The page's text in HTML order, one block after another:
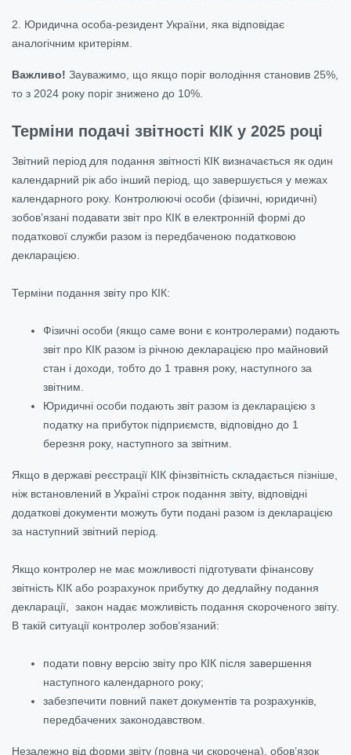
2. Юридична особа-резидент України, яка відповідає
аналогічним критеріям.
Важливо! Зауважимо, що якщо поріг володіння становив 25%,
то з 2024 року поріг знижено до 10%.
Терміни подачі звітності КІК у 2025 році
Звітний період для подання звітності КІК визначається як один
календарний рік або інший період, що завершується у межах
календарного року. Контролюючі особи (фізичні, юридичні)
зобов’язані подавати звіт про КІК в електронній формі до
податкової служби разом із передбаченою податковою
декларацією.
Терміни подання звіту про КІК:
Фізичні особи (якщо саме вони є контролерами) подають
звіт про КІК разом із річною декларацією про майновий
стан і доходи, тобто до 1 травня року, наступного за
звітним.
Юридичні особи подають звіт разом із декларацією з
податку на прибуток підприємств, відповідно до 1
березня року, наступного за звітним.
Якщо в державі реєстрації КІК фінзвітність складається пізніше,
ніж встановлений в Україні строк подання звіту, відповідні
додаткові документи можуть бути подані разом із декларацією
за наступний звітний період.
Якщо контролер не має можливості підготувати фінансову
звітність КІК або розрахунок прибутку до дедлайну подання
декларації, закон надає можливість подання скороченого звіту.
В такій ситуації контролер зобов’язаний:
подати повну версію звіту про КІК після завершення
наступного календарного року;
забезпечити повний пакет документів та розрахунків,
передбачених законодавством.
Незалежно від форми звіту (повна чи скорочена), обов’язок